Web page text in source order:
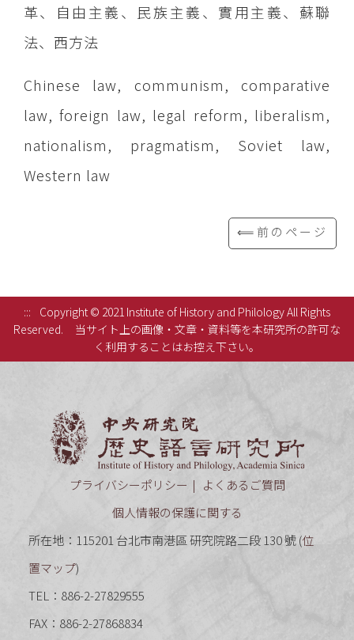
革、自由主義、民族主義、實用主義、蘇聯
法、西方法
Chinese law, communism, comparative
law, foreign law, legal reform, liberalism,
nationalism, pragmatism, Soviet law,
Western law
⟸前のページ
:::
Copyright © 2021 Institute of History and Philology All Rights
Reserved.
当サイト上の画像・文章・資料等を本研究所の許可な
く利用することはお控え下さい。
プライバシーポリシー
よくあるご質問
個人情報の保護に関する
所在地：115201 台北市南港區 研究院路二段 130 號 (位
置マップ)
TEL：886-2-27829555
FAX：886-2-27868834